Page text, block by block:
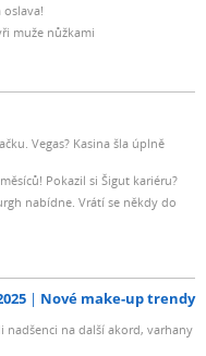
muže nůžkami
Vegas? Kasina šla úplně
Pokazil si Šigut kariéru?
nabídne. Vrátí se někdy do
Nové make-up trendy
nadšenci na další akord, varhany